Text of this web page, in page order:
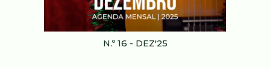
N.º 16 - DEZ'25